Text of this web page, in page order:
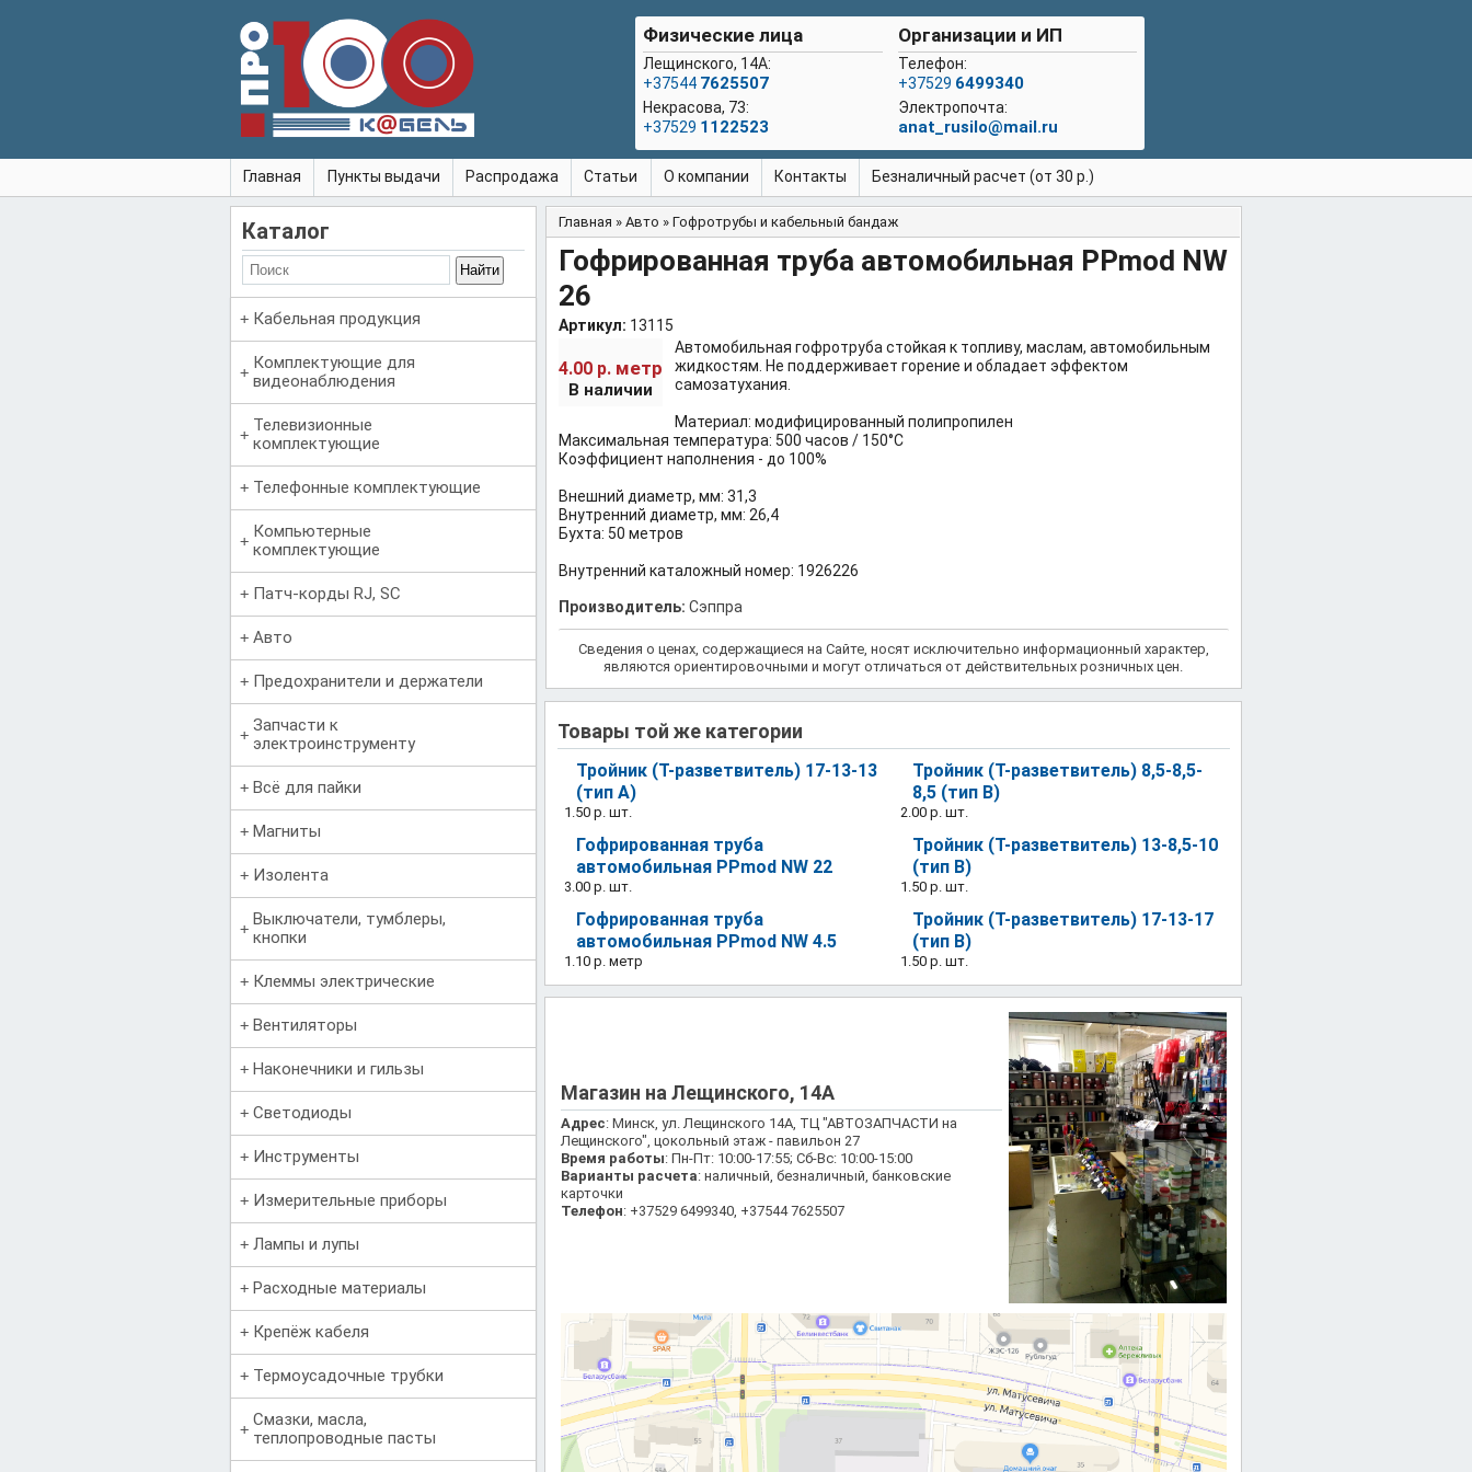
Физические лица
Лещинского, 14А:
+37544 7625507
Некрасова, 73:
+37529 1122523
Организации и ИП
Телефон:
+37529 6499340
Электропочта:
anat_rusilo@mail.ru
Главная Пункты выдачи Распродажа Статьи О компании Контакты Безналичный расчет (от 30 р.)
Вы здесь
Главная » Авто » Гофротрубы и кабельный бандаж
Гофрированная труба автомобильная PPmod NW
26
Артикул: 13115
4.00 р. метр
В наличии
Автомобильная гофротруба стойкая к топливу, маслам, автомобильным
жидкостям. Не поддерживает горение и обладает эффектом
самозатухания.
Материал: модифицированный полипропилен
Максимальная температура: 500 часов / 150°C
Коэффициент наполнения - до 100%
Внешний диаметр, мм: 31,3
Внутренний диаметр, мм: 26,4
Бухта: 50 метров
Внутренний каталожный номер: 1926226
Производитель: Сэппра
Сведения о ценах, содержащиеся на Сайте, носят исключительно информационный характер,
являются ориентировочными и могут отличаться от действительных розничных цен.
Каталог
Кабельная продукция
Комплектующие для
видеонаблюдения
Телевизионные
комплектующие
Телефонные комплектующие
Компьютерные
комплектующие
Патч-корды RJ, SC
Авто
Предохранители и держатели
Запчасти к
электроинструменту
Всё для пайки
Магниты
Изолента
Выключатели, тумблеры,
кнопки
Клеммы электрические
Вентиляторы
Наконечники и гильзы
Светодиоды
Инструменты
Измерительные приборы
Лампы и лупы
Расходные материалы
Крепёж кабеля
Термоусадочные трубки
Смазки, масла,
теплопроводные пасты
Товары той же категории
Тройник (Т-разветвитель) 17-13-13
(тип А)
1.50 р. шт.
Тройник (Т-разветвитель) 8,5-8,5-
8,5 (тип В)
2.00 р. шт.
Гофрированная труба
автомобильная PPmod NW 22
3.00 р. шт.
Тройник (Т-разветвитель) 13-8,5-10
(тип В)
1.50 р. шт.
Гофрированная труба
автомобильная PPmod NW 4.5
1.10 р. метр
Тройник (Т-разветвитель) 17-13-17
(тип В)
1.50 р. шт.
Магазин на Лещинского, 14А
Адрес: Минск, ул. Лещинского 14А, ТЦ "АВТОЗАПЧАСТИ на
Лещинского", цокольный этаж - павильон 27
Время работы: Пн-Пт: 10:00-17:55; Сб-Вс: 10:00-15:00
Варианты расчета: наличный, безналичный, банковские
карточки
Телефон: +37529 6499340, +37544 7625507